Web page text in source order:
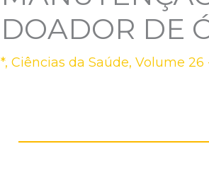
DOADOR DE
*,Ciências da Saúde,Volume 26